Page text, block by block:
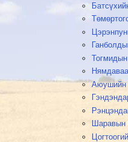
Аюушийн